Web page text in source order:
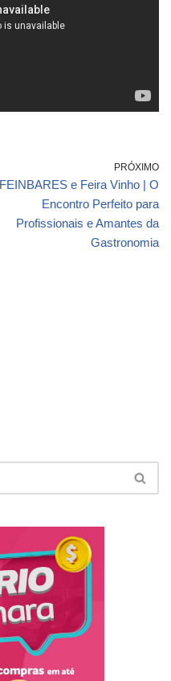
PRÓXIMO
FEINBARES e Feira Vinho | O
Encontro Perfeito para
Profissionais e Amantes da
Gastronomia